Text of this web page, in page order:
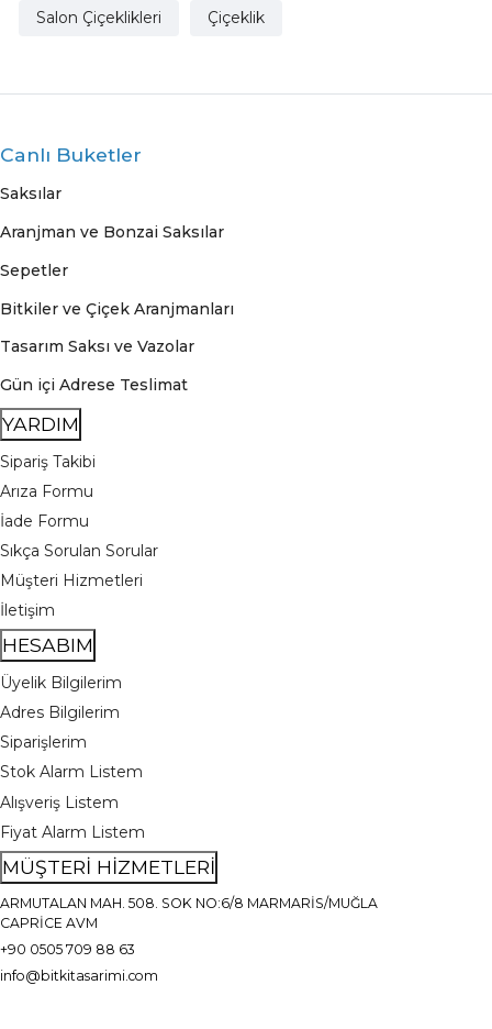
Salon Çiçeklikleri Çiçeklik
Canlı Buketler
Saksılar
Aranjman ve Bonzai Saksılar
Sepetler
Bitkiler ve Çiçek Aranjmanları
Tasarım Saksı ve Vazolar
Gün içi Adrese Teslimat
YARDIM
Sipariş Takibi
Arıza Formu
İade Formu
Sıkça Sorulan Sorular
Müşteri Hizmetleri
İletişim
HESABIM
Üyelik Bilgilerim
Adres Bilgilerim
Siparişlerim
Stok Alarm Listem
Alışveriş Listem
Fiyat Alarm Listem
MÜŞTERİ HİZMETLERİ
ARMUTALAN MAH. 508. SOK NO:6/8 MARMARİS/MUĞLA
CAPRİCE AVM
+90 0505 709 88 63
info@bitkitasarimi.com